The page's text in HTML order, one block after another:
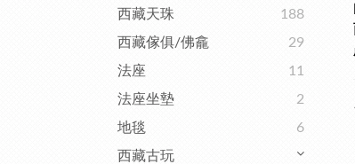
西藏天珠
188
西藏傢俱/佛龕
29
法座
11
法座坐墊
2
地毯
6
西藏古玩